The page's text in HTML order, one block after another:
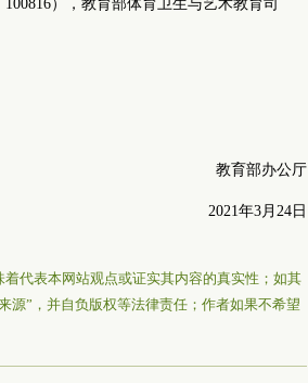
），教育部体育卫生与艺术教育司
教育部办公厅
2021年3月24日
代表本网站观点或证实其内容的真实性；如其
源”，并自负版权等法律责任；作者如果不希望